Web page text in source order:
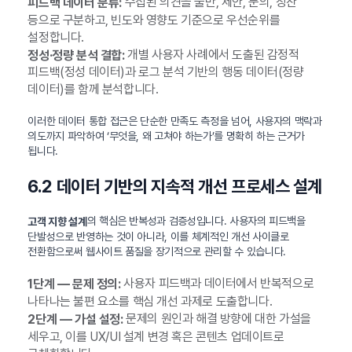
등으로 구분하고, 빈도와 영향도 기준으로 우선순위를
설정합니다.
정성·정량 분석 결합:개별 사용자 사례에서 도출된 감정적
피드백(정성 데이터)과 로그 분석 기반의 행동 데이터(정량
데이터)를 함께 분석합니다.
이러한 데이터 통합 접근은 단순한 만족도 측정을 넘어, 사용자의 맥락과
의도까지 파악하여 ‘무엇을, 왜 고쳐야 하는가’를 명확히 하는 근거가
됩니다.
6.2 데이터 기반의 지속적 개선 프로세스 설계
고객 지향 설계 의 핵심은 반복성과 검증성입니다. 사용자의 피드백을
단발성으로 반영하는 것이 아니라, 이를 체계적인 개선 사이클로
전환함으로써 웹사이트 품질을 장기적으로 관리할 수 있습니다.
1단계 — 문제 정의:사용자 피드백과 데이터에서 반복적으로
나타나는 불편 요소를 핵심 개선 과제로 도출합니다.
2단계 — 가설 설정:문제의 원인과 해결 방향에 대한 가설을
세우고, 이를 UX/UI 설계 변경 혹은 콘텐츠 업데이트로